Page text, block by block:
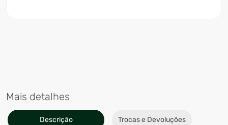
Mais detalhes
Descrição Trocas e Devoluções